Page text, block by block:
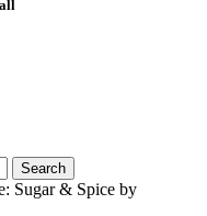
Sugar & Spice by